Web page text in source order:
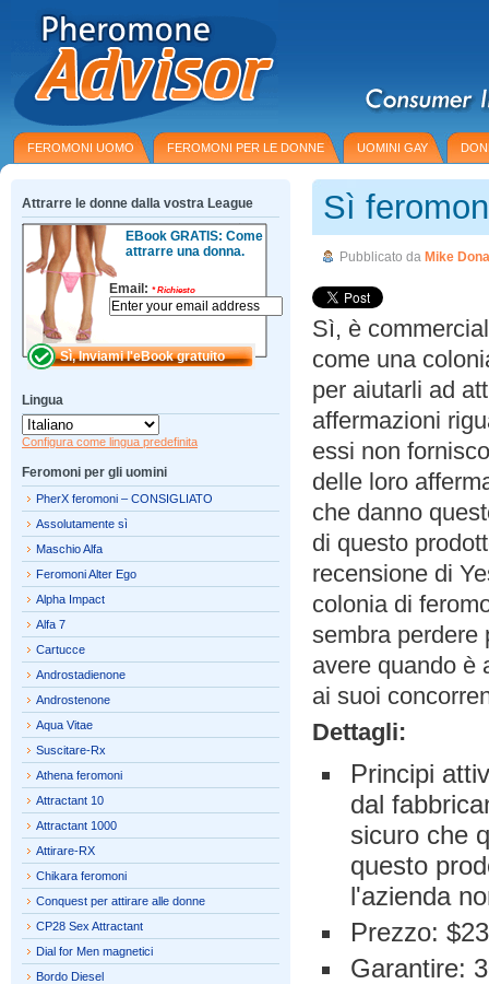
FEROMONI UOMO FEROMONI PER LE DONNE UOMINI GAY
Sì
Pubblicato da Mike
Sì, è
come una
per aiutarli ad
affermazioni
essi non
delle loro
che danno
di questo
recensione di
colonia di
sembra perdere
avere quando è
ai suoi
Dettagli:
Principi
dal
sicuro che
questo
l'azienda
Prezzo: $23
Garantire:
Attrarre le donne dalla vostra League
EBook GRATIS: Come
attrarre una donna.
Email: *Richiesto
Lingua
Configura come lingua predefinita
Feromoni per gli uomini
PherX feromoni – CONSIGLIATO
Assolutamente sì
Maschio Alfa
Feromoni Alter Ego
Alpha Impact
Alfa 7
Cartucce
Androstadienone
Androstenone
Aqua Vitae
Suscitare-Rx
Athena feromoni
Attractant 10
Attractant 1000
Attirare-RX
Chikara feromoni
Conquest per attirare alle donne
CP28 Sex Attractant
Dial for Men magnetici
Bordo Diesel